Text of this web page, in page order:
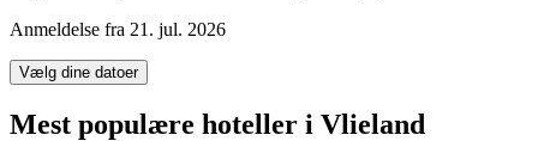
Anmeldelse fra 21. jul. 2026
Vælg dine datoer
Mest populære hoteller i Vlieland